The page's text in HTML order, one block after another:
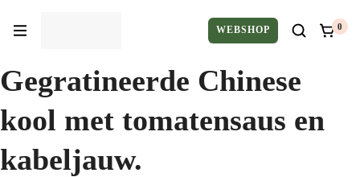
WEBSHOP 0
Gegratineerde Chinese
kool met tomatensaus en
kabeljauw.